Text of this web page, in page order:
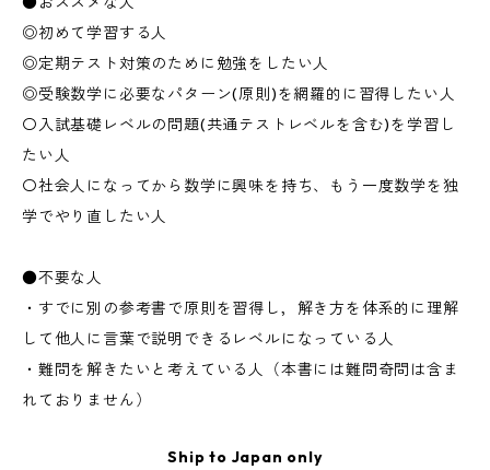
◎初めて学習する人
◎定期テスト対策のために勉強をしたい人
◎受験数学に必要なパターン(原則)を網羅的に習得したい人
〇入試基礎レベルの問題(共通テストレベルを含む)を学習し
たい人
〇社会人になってから数学に興味を持ち、もう一度数学を独
学でやり直したい人
●不要な人
・すでに別の参考書で原則を習得し，解き方を体系的に理解
して他人に言葉で説明できるレベルになっている人
・難問を解きたいと考えている人（本書には難問奇問は含ま
れておりません）
Ship to Japan only